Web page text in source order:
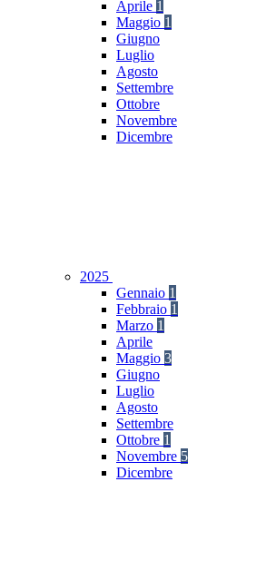
Aprile 1
Maggio 1
Giugno
Luglio
Agosto
Settembre
Ottobre
Novembre
Dicembre
2025
Gennaio 1
Febbraio 1
Marzo 1
Aprile
Maggio 3
Giugno
Luglio
Agosto
Settembre
Ottobre 1
Novembre 5
Dicembre